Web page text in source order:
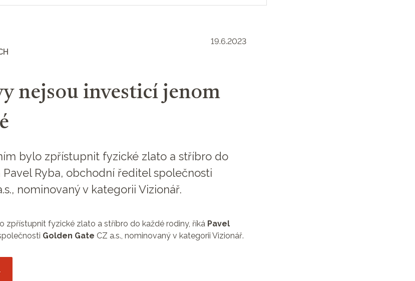
19.6.2023
nejsou investicí jenom
bylo zpřístupnit fyzické zlato a stříbro do
Pavel Ryba, obchodní ředitel společnosti
nominovaný v kategorii Vizionář.
zpřístupnit fyzické zlato a stříbro do každé rodiny, říká Pavel
Golden Gate CZ a.s., nominovaný v kategorii Vizionář.